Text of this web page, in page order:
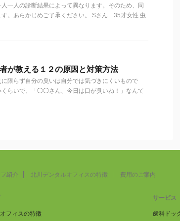
一人の診断結果によって異なります。そのため、同
す。あらかじめご了承ください。 Sさん 35才女性 虫
が教える１２の原因と対策方法
限らず自分の臭いは自分では気づきにくいもので
らいで、「◯◯さん、今日は口が臭いね！」なんて
紹介 北川デンタルオフィスの特徴 費用のご案内
フィスの特徴
サービス
歯科ドッ